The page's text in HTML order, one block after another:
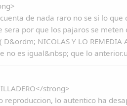
de nada raro no se si lo
sera por que los pajaros se
NICOLAS Y LO REMEDIA
no es igual&nbsp; que lo
strong>
reproduccion, lo autentico ha